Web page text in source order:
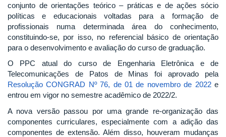
conjunto de orientações teórico – práticas e de ações sócio
políticas e educacionais voltadas para a formação de
profissionais numa determinada área do conhecimento,
constituindo-se, por isso, no referencial básico de orientação
para o desenvolvimento e avaliação do curso de graduação.
O PPC atual do curso de Engenharia Eletrônica e de
Telecomunicações de Patos de Minas foi aprovado pela
Resolução CONGRAD Nº 76, de 01 de novembro de 2022e
entrou em vigor no semestre acadêmico de 2022/2.
A nova versão passou por uma grande re-organização das
componentes curriculares, especialmente com a adição das
componentes de extensão. Além disso, houveram mudanças